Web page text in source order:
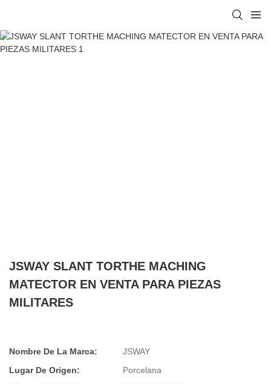
JSWAY SLANT TORTHE MACHING
MATECTOR EN VENTA PARA PIEZAS
MILITARES
Nombre De La Marca:
JSWAY
Lugar De Origen:
Porcelana